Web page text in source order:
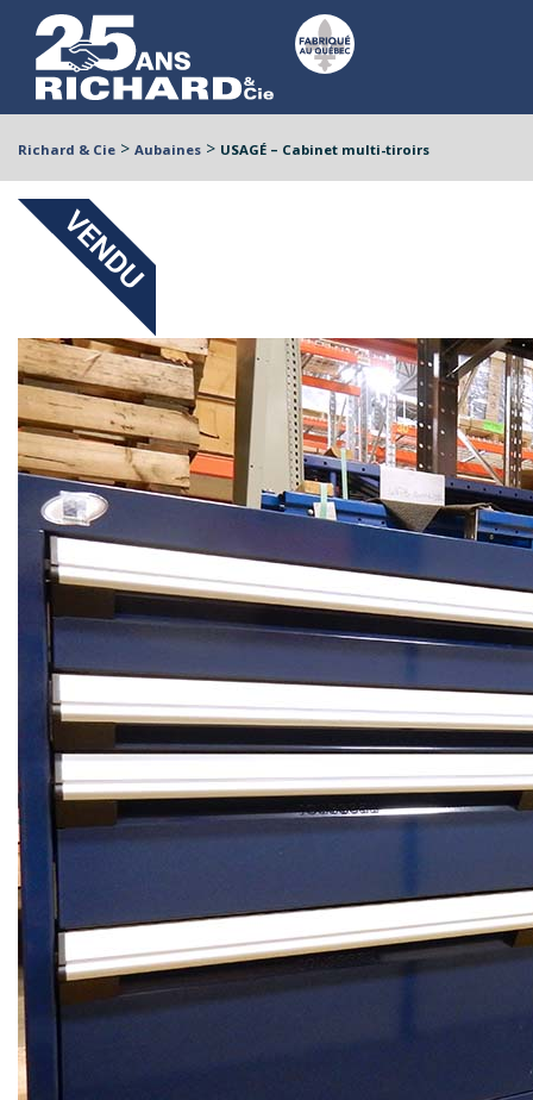
Richard & Cie > Aubaines > USAGÉ – Cabinet multi-tiroirs